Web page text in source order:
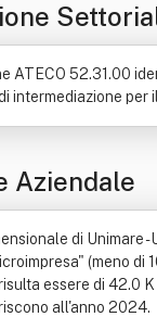
Investimento
ATECO 52.31.00
intermediazione per
Aziendale
di Unimare -
(meno di
essere di 42.0
all'anno 2024.